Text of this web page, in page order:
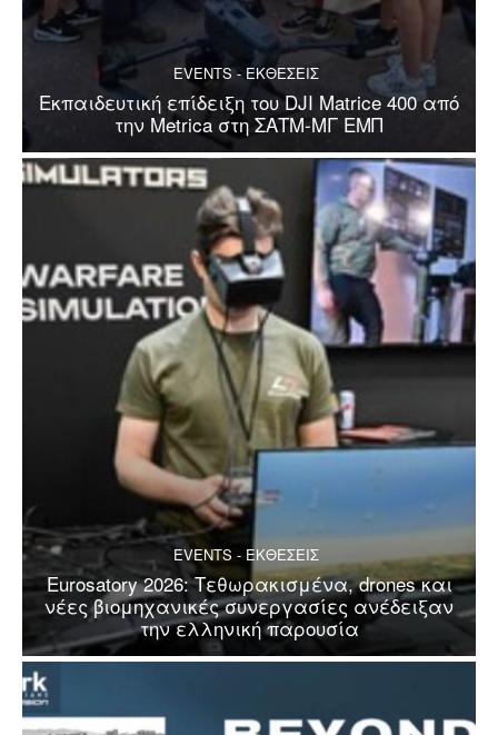
EVENTS - ΕΚΘΕΣΕΙΣ
Εκπαιδευτική επίδειξη του DJI Matrice 400 από
την Metrica στη ΣΑΤΜ-ΜΓ ΕΜΠ
EVENTS - ΕΚΘΕΣΕΙΣ
Eurosatory 2026: Τεθωρακισμένα, drones και
νέες βιομηχανικές συνεργασίες ανέδειξαν
την ελληνική παρουσία